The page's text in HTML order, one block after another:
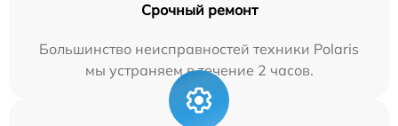
Срочный ремонт
Большинство неисправностей техники Polaris
мы устраняем в течение 2 часов.